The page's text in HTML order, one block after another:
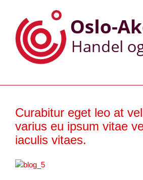
content
Curabitur eget leo at
varius eu ipsum vitae
iaculis vitaes.